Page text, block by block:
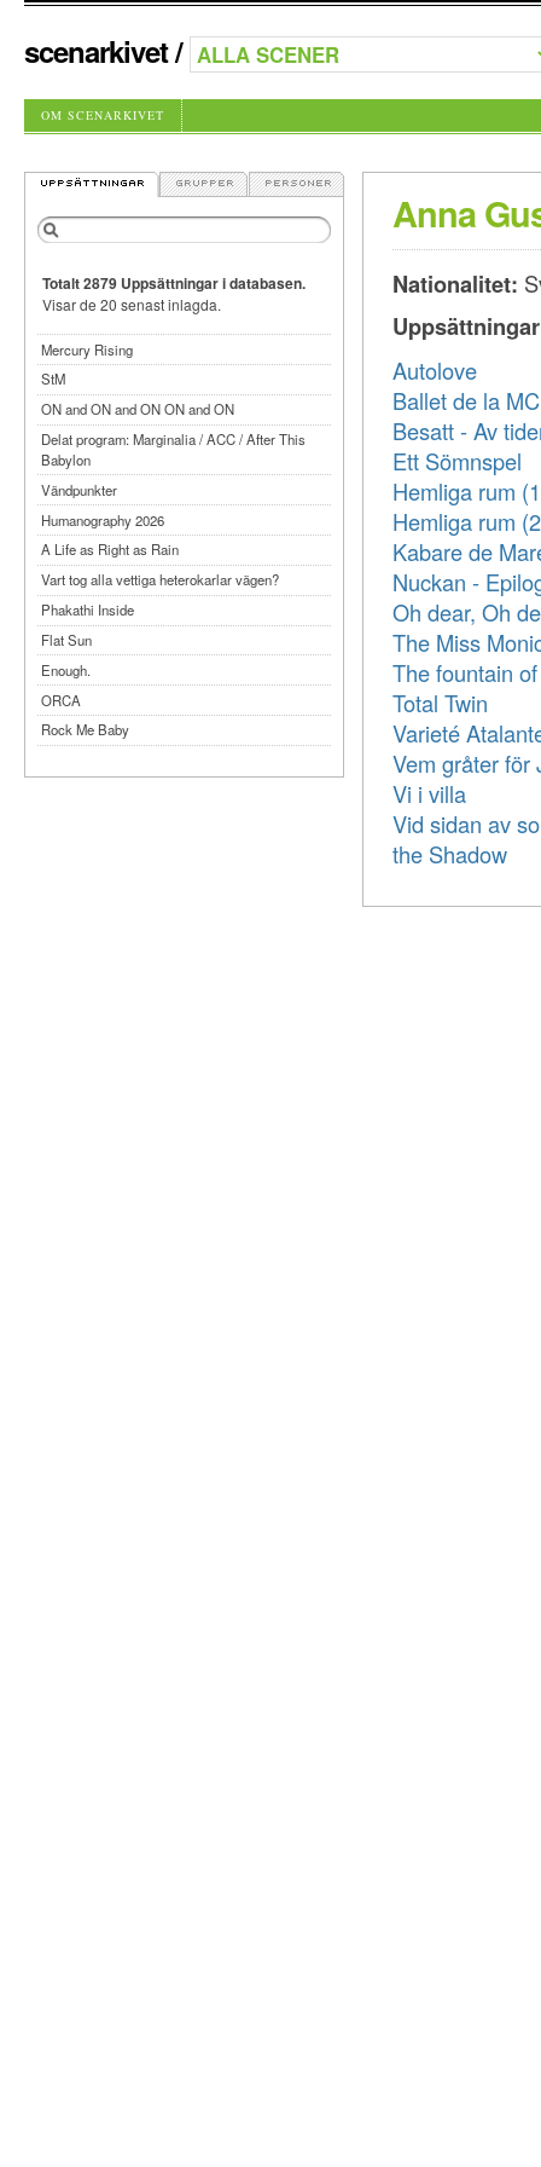
scenarkivet/
OM SCENARKIVET
Anna
Nationalitet:
Autolove
Ballet de la MC
Besatt - Av
Ett Sömnspel
Hemliga rum
Hemliga rum
Kabare de
Nuckan -
Oh dear, Oh
The Miss
The fountain
Total Twin
Varieté
Vem gråter för
Vi i villa
Vid sidan av
the Shadow
Totalt 2879 Uppsättningar i databasen.
Visar de 20 senast inlagda.
Mercury Rising
StM
ON and ON and ON ON and ON
Delat program: Marginalia / ACC / After This
Babylon
Vändpunkter
Humanography 2026
A Life as Right as Rain
Vart tog alla vettiga heterokarlar vägen?
Phakathi Inside
Flat Sun
Enough.
ORCA
Rock Me Baby